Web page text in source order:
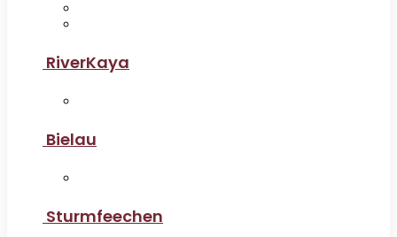
RiverKaya
Bielau
Sturmfeechen